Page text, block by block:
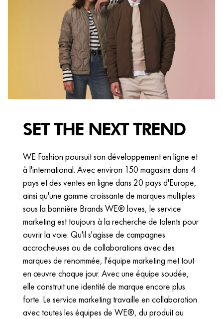
SET THE NEXT TREND
WE Fashion poursuit son développement en ligne et
à l'international. Avec environ 150 magasins dans 4
pays et des ventes en ligne dans 20 pays d'Europe,
ainsi qu'une gamme croissante de marques multiples
sous la bannière Brands WE® loves, le service
marketing est toujours à la recherche de talents pour
ouvrir la voie. Qu'il s'agisse de campagnes
accrocheuses ou de collaborations avec des
marques de renommée, l'équipe marketing met tout
en œuvre chaque jour. Avec une équipe soudée,
elle construit une identité de marque encore plus
forte. Le service marketing travaille en collaboration
avec toutes les équipes de WE®, du produit au